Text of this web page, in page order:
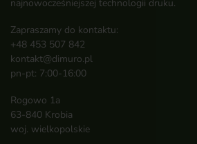
najnowocześniejszej technologii druku.
Zapraszamy do kontaktu:
+48 453 507 842
kontakt@dimuro.pl
pn-pt: 7:00-16:00
Rogowo 1a
63-840 Krobia
woj. wielkopolskie